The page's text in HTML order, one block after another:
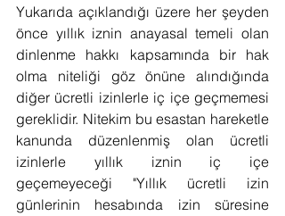
Yukarıda açıklandığı üzere her şeyden
önce yıllık iznin anayasal temeli olan
dinlenme hakkı kapsamında bir hak
olma niteliği göz önüne alındığında
diğer ücretli izinlerle iç içe geçmemesi
gereklidir. Nitekim bu esastan hareketle
kanunda düzenlenmiş olan ücretli
izinlerle yıllık iznin iç içe
geçemeyeceği "Yıllık ücretli izin
günlerinin hesabında izin süresine